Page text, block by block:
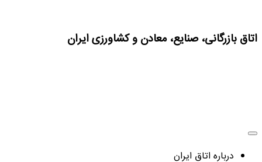
اتاق بازرگانی، صنایع، معادن و کشاورزی ایران
درباره اتاق ایران